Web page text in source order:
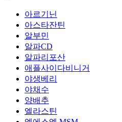
아르기닌
아스타잔틴
알부민
알파CD
알파리포산
애플사이다비니거
야생베리
야채수
양배추
엘라스틴